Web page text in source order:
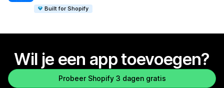
Built for Shopify
Wil je een app toevoegen?
Probeer Shopify 3 dagen gratis